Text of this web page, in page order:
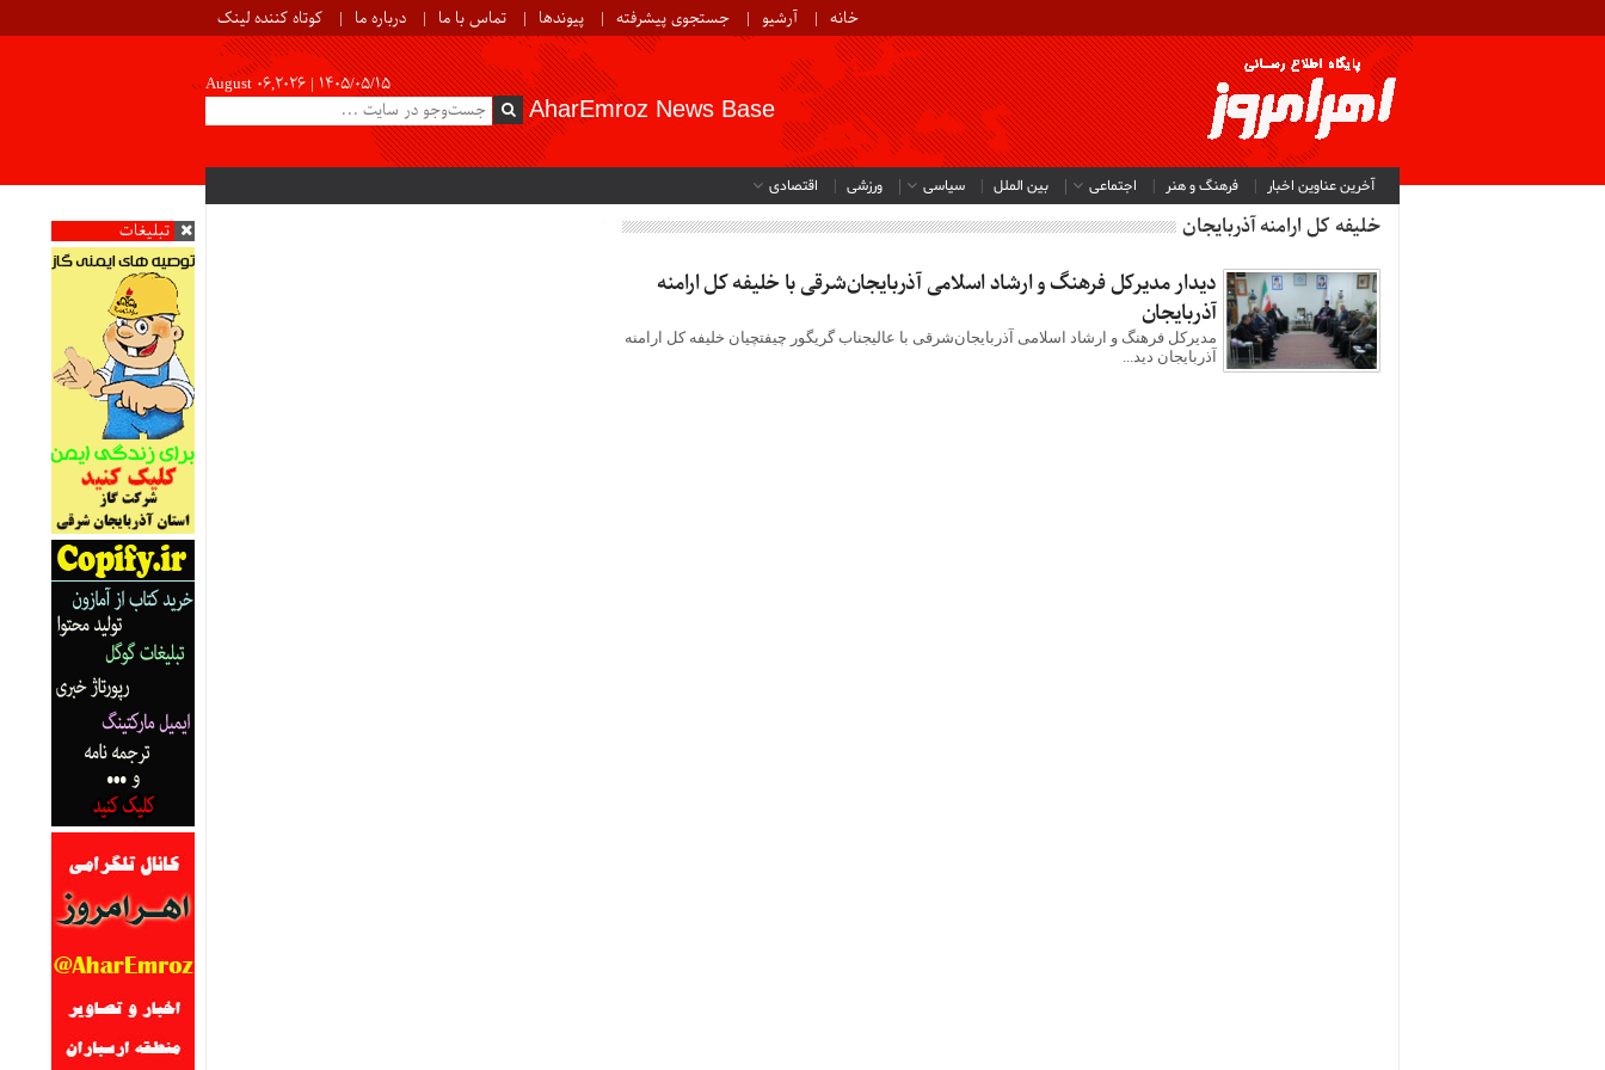
خانه آرشیو جستجوی پیشرفته پیوندها تماس با ما درباره ما کوتاه کننده لینک
August 06,2026 | ۱۴۰۵/۰۵/۱۵
AharEmroz News Base
آخرین عناوین اخبار فرهنگ و هنر اجتماعی بین الملل سیاسی ورزشی اقتصادی
تبلیغات خلیفه کل ارامنه آذربایجان
دیدار مدیرکل فرهنگ و ارشاد اسلامی آذربایجان‌شرقی با خلیفه کل ارامنه
آذربایجان
مدیرکل فرهنگ و ارشاد اسلامی آذربایجان‌شرقی با عالیجناب گریگور چیفتچیان خلیفه کل ارامنه
آذربایجان دید...